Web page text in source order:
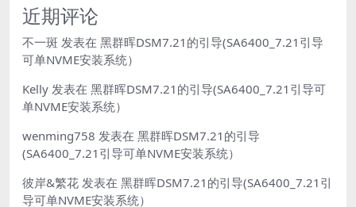
近期评论
不一斑 发表在 黑群晖DSM7.21的引导(SA6400_7.21引导
可单NVME安装系统）
Kelly 发表在 黑群晖DSM7.21的引导(SA6400_7.21引导可
单NVME安装系统）
wenming758 发表在 黑群晖DSM7.21的引导
(SA6400_7.21引导可单NVME安装系统）
彼岸&繁花 发表在 黑群晖DSM7.21的引导(SA6400_7.21引
导可单NVME安装系统）